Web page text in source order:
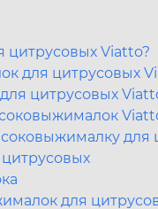
цитрусовых Viatto?
для цитрусовых
цитрусовых
для
для